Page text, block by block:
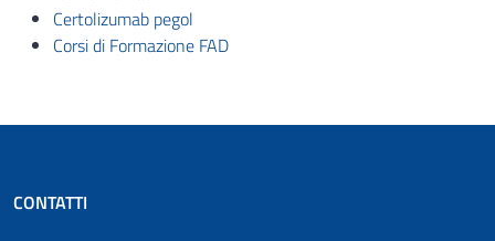
Certolizumab pegol
Corsi di Formazione FAD
CONTATTI